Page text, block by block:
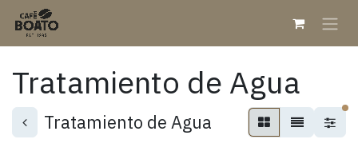
Ir al contenido
Tratamiento de Agua
Tratamiento de Agua